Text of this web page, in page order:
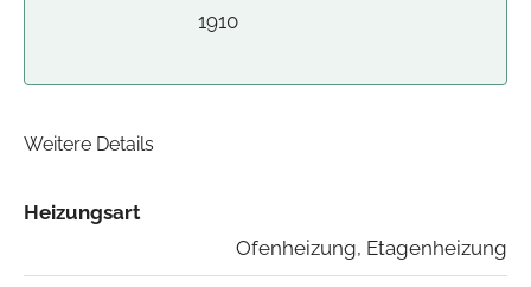
1910
Weitere Details
Heizungsart
Ofenheizung, Etagenheizung